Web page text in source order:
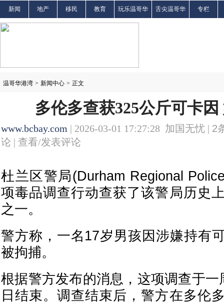
新闻 地产 移民 教育 玩乐温哥华 舌尖温哥华 专栏
温哥华港湾 > 新闻中心 > 正文
多伦多查获325公斤可卡因
www.bcbay.com | 2026-03-01 17:27:28 加国无忧 | 2
论 | 查看/发表评论
杜兰区警局(Durham Regional
项毒品调查行动查获了该警局历史
之一。
警方称，一名17岁男孩因涉嫌持有
被拘捕。
根据警方发布的消息，这项调查于
日结束。调查结束后，警方在多伦